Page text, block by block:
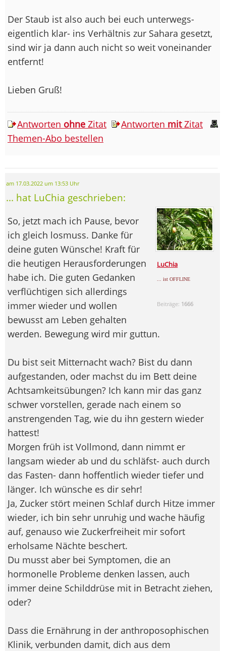
Der Staub ist also auch bei euch unterwegs-
eigentlich klar- ins Verhältnis zur Sahara gesetzt,
sind wir ja dann auch nicht so weit voneinander
entfernt!
Lieben Gruß!
Antworten ohne Zitat Antworten mitZitat
Themen-Abo bestellen
am 17.03.2022 um 13:53 Uhr
... hat LuChia geschrieben:
LuChia
... ist OFFLINE
Beiträge: 1666
So, jetzt mach ich Pause, bevor
ich gleich losmuss. Danke für
deine guten Wünsche! Kraft für
die heutigen Herausforderungen
habe ich. Die guten Gedanken
verflüchtigen sich allerdings
immer wieder und wollen
bewusst am Leben gehalten
werden. Bewegung wird mir guttun.
Du bist seit Mitternacht wach? Bist du dann
aufgestanden, oder machst du im Bett deine
Achtsamkeitsübungen? Ich kann mir das ganz
schwer vorstellen, gerade nach einem so
anstrengenden Tag, wie du ihn gestern wieder
hattest!
Morgen früh ist Vollmond, dann nimmt er
langsam wieder ab und du schläfst- auch durch
das Fasten- dann hoffentlich wieder tiefer und
länger. Ich wünsche es dir sehr!
Ja, Zucker stört meinen Schlaf durch Hitze immer
wieder, ich bin sehr unruhig und wache häufig
auf, genauso wie Zuckerfreiheit mir sofort
erholsame Nächte beschert.
Du musst aber bei Symptomen, die an
hormonelle Probleme denken lassen, auch
immer deine Schilddrüse mit in Betracht ziehen,
oder?
Dass die Ernährung in der anthroposophischen
Klinik, verbunden damit, dich aus dem